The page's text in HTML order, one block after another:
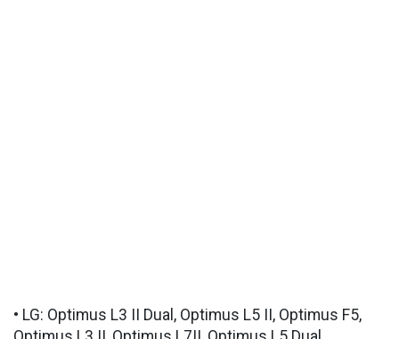
• LG: Optimus L3 II Dual, Optimus L5 II, Optimus F5,